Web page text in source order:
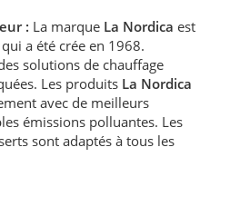
: La marque La Nordica est
a été crée en 1968.
solutions de chauffage
Les produits La Nordica
avec de meilleurs
émissions polluantes. Les
sont adaptés à tous les